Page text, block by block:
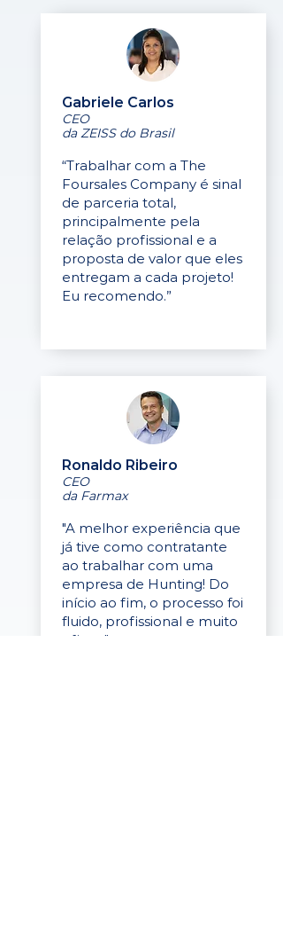
Gabriele Carlos
CEO
da ZEISS do Brasil
“Trabalhar com a The
Foursales Company é sinal
de parceria total,
principalmente pela
relação profissional e a
proposta de valor que eles
entregam a cada projeto!
Eu recomendo.”
Ronaldo Ribeiro
CEO
da Farmax
"A melhor experiência que
já tive como contratante
ao trabalhar com uma
empresa de Hunting! Do
início ao fim, o processo foi
fluido, profissional e muito
eficaz."